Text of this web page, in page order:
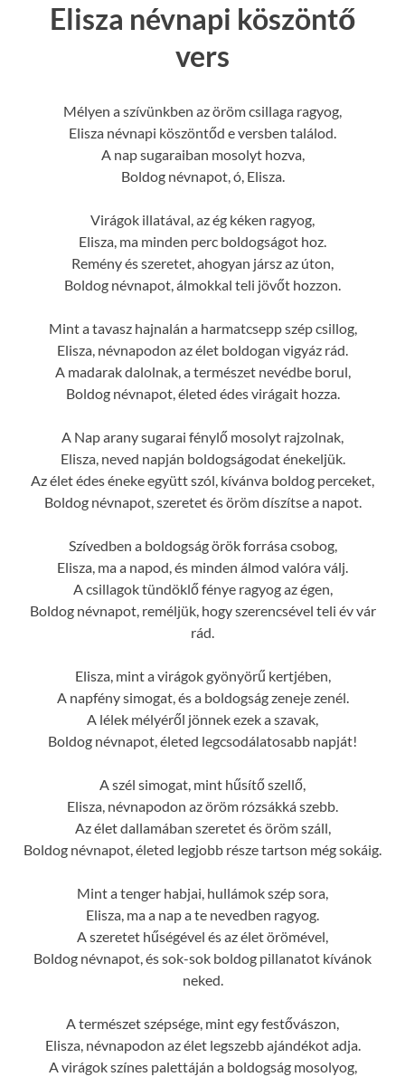
Elisza névnapi köszöntő
vers
Mélyen a szívünkben az öröm csillaga ragyog,
Elisza névnapi köszöntőd e versben találod.
A nap sugaraiban mosolyt hozva,
Boldog névnapot, ó, Elisza.
Virágok illatával, az ég kéken ragyog,
Elisza, ma minden perc boldogságot hoz.
Remény és szeretet, ahogyan jársz az úton,
Boldog névnapot, álmokkal teli jövőt hozzon.
Mint a tavasz hajnalán a harmatcsepp szép csillog,
Elisza, névnapodon az élet boldogan vigyáz rád.
A madarak dalolnak, a természet nevédbe borul,
Boldog névnapot, életed édes virágait hozza.
A Nap arany sugarai fénylő mosolyt rajzolnak,
Elisza, neved napján boldogságodat énekeljük.
Az élet édes éneke együtt szól, kívánva boldog perceket,
Boldog névnapot, szeretet és öröm díszítse a napot.
Szívedben a boldogság örök forrása csobog,
Elisza, ma a napod, és minden álmod valóra válj.
A csillagok tündöklő fénye ragyog az égen,
Boldog névnapot, reméljük, hogy szerencsével teli év vár
rád.
Elisza, mint a virágok gyönyörű kertjében,
A napfény simogat, és a boldogság zeneje zenél.
A lélek mélyéről jönnek ezek a szavak,
Boldog névnapot, életed legcsodálatosabb napját!
A szél simogat, mint hűsítő szellő,
Elisza, névnapodon az öröm rózsákká szebb.
Az élet dallamában szeretet és öröm száll,
Boldog névnapot, életed legjobb része tartson még sokáig.
Mint a tenger habjai, hullámok szép sora,
Elisza, ma a nap a te nevedben ragyog.
A szeretet hűségével és az élet örömével,
Boldog névnapot, és sok-sok boldog pillanatot kívánok
neked.
A természet szépsége, mint egy festővászon,
Elisza, névnapodon az élet legszebb ajándékot adja.
A virágok színes palettáján a boldogság mosolyog,